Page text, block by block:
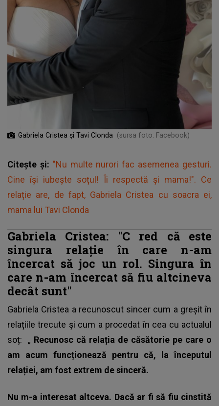
Gabriela Cristea și Tavi Clonda (sursa foto: Facebook)
Citește și: "Nu multe nurori fac asemenea gesturi.
Cine își iubește soțul! Îi respectă și mama!". Ce
relație are, de fapt, Gabriela Cristea cu soacra ei,
mama lui Tavi Clonda
Gabriela Cristea: "C red că este
singura relație în care n-am
încercat să joc un rol. Singura în
care n-am încercat să fiu altcineva
decât sunt"
Gabriela Cristea a recunoscut sincer cum a greșit în
relațiile trecute și cum a procedat în cea cu actualul
soț: „ Recunosc că relația de căsătorie pe care o
am acum funcționează pentru că, la începutul
relației, am fost extrem de sinceră.
Nu m-a interesat altceva. Dacă ar fi să fiu cinstită